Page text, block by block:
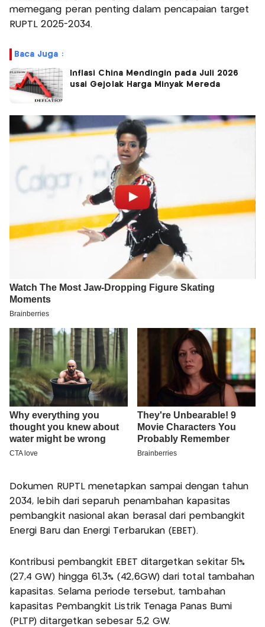
memegang peran penting dalam pencapaian target
RUPTL 2025-2034.
Baca Juga :
Inflasi China Mendingin pada Juli 2026
usai Gejolak Harga Minyak Mereda
Dokumen RUPTL menetapkan sampai dengan tahun
2034, lebih dari separuh penambahan kapasitas
pembangkit nasional akan berasal dari pembangkit
Energi Baru dan Energi Terbarukan (EBET).
Kontribusi pembangkit EBET ditargetkan sekitar 51%
(27,4 GW) hingga 61,3% (42,6GW) dari total tambahan
kapasitas. Selama periode tersebut, tambahan
kapasitas Pembangkit Listrik Tenaga Panas Bumi
(PLTP) ditargetkan sebesar 5,2 GW.